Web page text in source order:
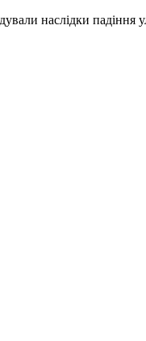
наслідки падіння